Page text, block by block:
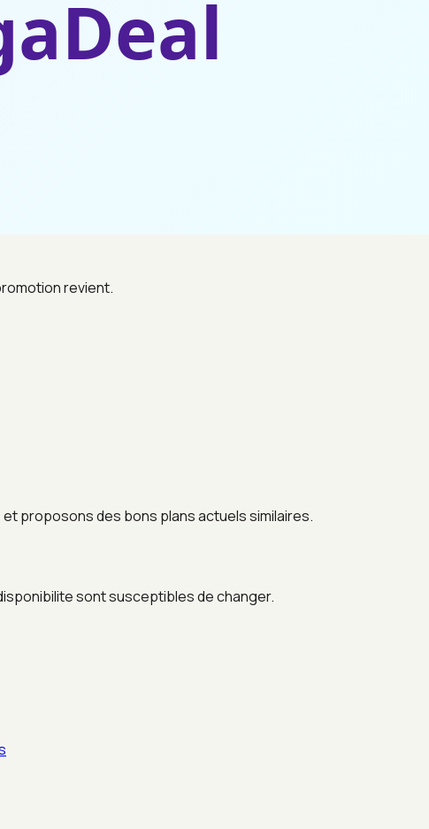
revient.
proposons des bons plans actuels similaires.
sont susceptibles de changer.